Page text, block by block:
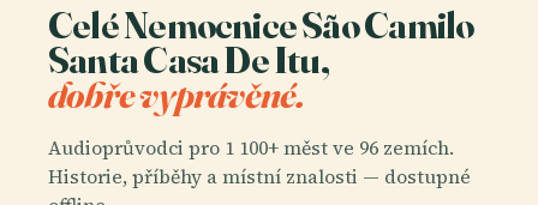
Celé Nemocnice São Camilo
Santa Casa De Itu,
dobře vyprávěné.
Audioprůvodci pro 1 100+ měst ve 96 zemích.
Historie, příběhy a místní znalosti — dostupné